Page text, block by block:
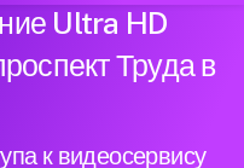
Ultra HD
Труда в
к видеосервису